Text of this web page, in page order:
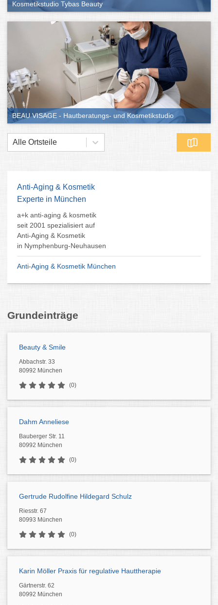
auch das bekommt ihr oft im Kosmetikstudio.
Die besten Kosmetikstudios in München
findet ihr hier:
Kosmetikstudio Tybas Beauty
BEAU VISAGE - Hautberatungs- und Kosmetikstudio
Alle Ortsteile
Anti-Aging & Kosmetik
Experte in München
a+k anti-aging & kosmetik
seit 2001 spezialisiert auf
Anti-Aging & Kosmetik
in Nymphenburg-Neuhausen
Anti-Aging & Kosmetik München
Grundeinträge
Beauty & Smile
Abbachstr. 33
80992 München
(0)
Dahm Anneliese
Bauberger Str. 11
80992 München
(0)
Gertrude Rudolfine Hildegard Schulz
Riesstr. 67
80993 München
(0)
Karin Möller Praxis für regulative Hauttherapie
Gärtnerstr. 62
80992 München